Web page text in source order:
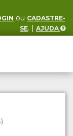
ou CADASTRE-
SE. | AJUDA